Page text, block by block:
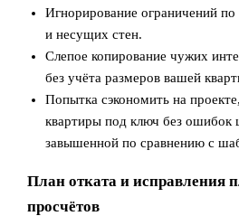
Игнорирование ограничений
и несущих стен.
Слепое копирование чужих
без учёта размеров вашей
Попытка сэкономить на
квартиры под ключ без ошибок
завышенной по сравнению с
План отката и исправления
просчётов